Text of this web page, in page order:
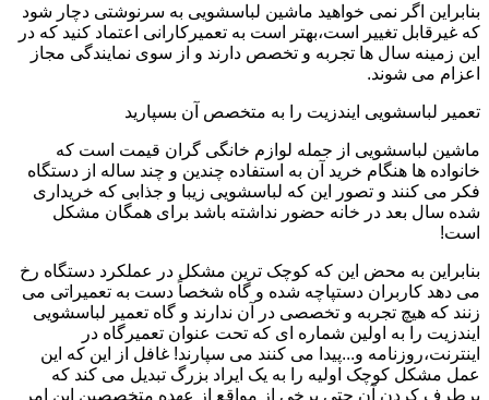
بنابراین اگر نمی خواهید ماشین لباسشویی به سرنوشتی دچار شود
که غیرقابل تغییر است،بهتر است به تعمیرکارانی اعتماد کنید که در
این زمینه سال ها تجربه و تخصص دارند و از سوی نمایندگی مجاز
اعزام می شوند.
تعمیر لباسشویی ایندزیت را به متخصص آن بسپارید
ماشین لباسشویی از جمله لوازم خانگی گران قیمت است که
خانواده ها هنگام خرید آن به استفاده چندین و چند ساله از دستگاه
فکر می کنند و تصور این که لباسشویی زیبا و جذابی که خریداری
شده سال بعد در خانه حضور نداشته باشد برای همگان مشکل
است!
بنابراین به محض این که کوچک ترین مشکل در عملکرد دستگاه رخ
می دهد کاربران دستپاچه شده و گاه شخصاً دست به تعمیراتی می
زنند که هیچ تجربه و تخصصی در آن ندارند و گاه تعمیر لباسشویی
ایندزیت را به اولین شماره ای که تحت عنوان تعمیرگاه در
اینترنت،روزنامه و...پیدا می کنند می سپارند! غافل از این که این
عمل مشکل کوچک اولیه را به یک ایراد بزرگ تبدیل می کند که
برطرف کردن آن حتی برخی از مواقع از عهده متخصصین این امر